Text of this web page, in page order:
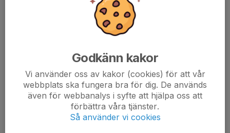
Godkänn kakor
Vi använder oss av kakor (cookies) för att vår
webbplats ska fungera bra för dig. De används
även för webbanalys i syfte att hjälpa oss att
förbättra våra tjänster.
Så använder vi cookies